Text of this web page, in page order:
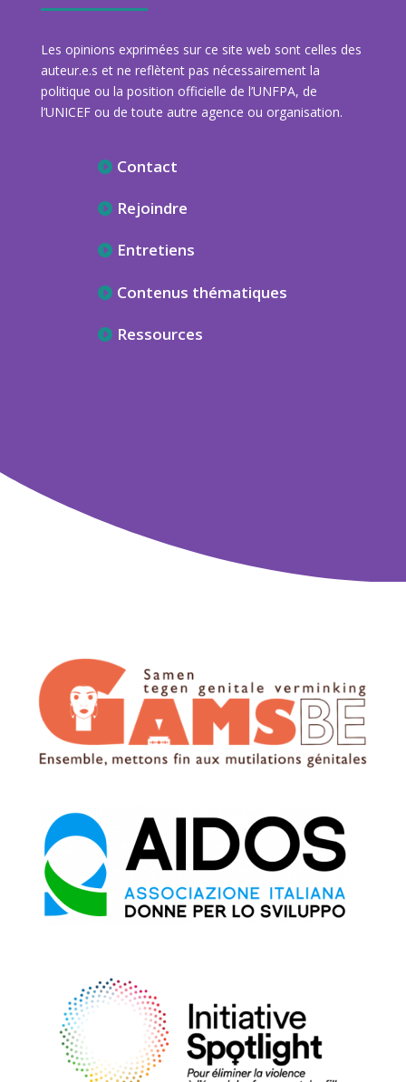
Les opinions exprimées sur ce site web sont celles des
auteur.e.s et ne reflètent pas nécessairement la
politique ou la position officielle de l’UNFPA, de
l’UNICEF ou de toute autre agence ou organisation.
Contact
Rejoindre
Entretiens
Contenus thématiques
Ressources